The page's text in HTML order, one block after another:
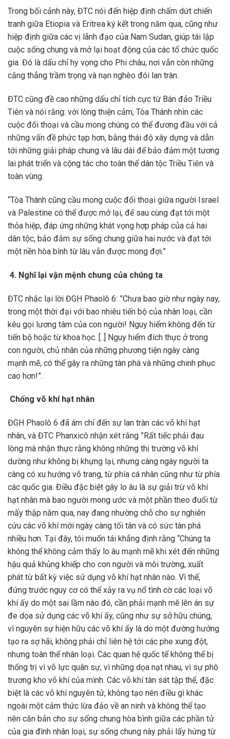
Trong bối cảnh này, ĐTC nói đến hiệp định chấm dứt chiến
tranh giữa Etiopia và Eritrea ký kết trong năm qua, cũng như
hiệp định giữa các vị lãnh đạo của Nam Sudan, giúp tái lập
cuộc sống chung và mở lại hoạt động của các tổ chức quốc
gia. Đó là dấu chỉ hy vọng cho Phi châu, nơi vẫn còn những
căng thẳng trầm trọng và nạn nghèo đói lan tràn.
ĐTC cũng đề cao những dấu chỉ tích cực từ Bán đảo Triều
Tiên và nói rằng: với lòng thiện cảm, Tòa Thánh nhìn các
cuộc đối thoại và cầu mong chúng có thể đương đầu với cả
những vấn đề phức tạp hơn, bằng thái độ xây dựng và dẫn
tới những giải pháp chung và lâu dài để bảo đảm một tương
lai phát triển và cộng tác cho toàn thể dân tộc Triều Tiên và
toàn vùng.
“Tòa Thánh cũng cầu mong cuộc đối thoại giữa người Israel
và Palestine có thể được mở lại, để sau cùng đạt tới một
thỏa hiệp, đáp ứng những khát vọng hợp pháp của cả hai
dân tộc, bảo đảm sự sống chung giữa hai nước và đạt tới
một nền hòa bình từ lâu vẫn được mong đợi.”
4. Nghĩ lại vận mệnh chung của chúng ta
ĐTC nhắc lại lời ĐGH Phaolô 6: ”Chưa bao giờ như ngày nay,
trong một thời đại với bao nhiêu tiến bộ của nhân loại, cần
kêu gọi lương tâm của con người! Nguy hiểm không đến từ
tiến bộ hoặc từ khoa học. [..] Nguy hiểm đích thực ở trong
con người, chủ nhân của những phương tiện ngày càng
mạnh mẽ, có thể gây ra những tàn phá và những chinh phục
cao hơn!”.
Chống võ khí hạt nhân
ĐGH Phaolô 6 đã ám chỉ đến sự lan tràn các võ khí hạt
nhân, và ĐTC Phanxicô nhận xét rằng ”Rất tiếc phải đau
lòng mà nhận thực rằng không những thị trường võ khí
dường như không bị khựng lại, nhưng càng ngày người ta
càng có xu hướng võ trang, từ phía cá nhân cũng như từ phía
các quốc gia. Điều đặc biệt gây lo âu là sự giải trừ võ khí
hạt nhân mà bao người mong ước và một phần theo đuổi từ
mấy thập năm qua, nay đang nhường chỗ cho sự nghiên
cứu các võ khí mới ngày càng tối tân và có sức tàn phá
nhiều hơn. Tại đây, tôi muốn tái khẳng định rằng “Chúng ta
không thể không cảm thấy lo âu mạnh mẽ khi xét đến những
hậu quả khủng khiếp cho con người và môi trường, xuất
phát từ bất kỳ việc sử dụng võ khí hạt nhân nào. Vì thế,
đứng trước nguy cơ có thể xảy ra vụ nổ tình cờ các loại võ
khí ấy do một sai lầm nào đó, cần phải mạnh mẽ lên án sự
đe dọa sử dụng các võ khí ấy, cũng như sự sở hữu chúng,
vì nguyên sự hiện hữu các võ khí ấy là do một đường hướng
tạo ra sợ hãi, không phải chỉ liên hệ tới các phe xung đột,
nhưng toàn thể nhân loại. Các quan hệ quốc tế không thể bị
thống trị vì võ lực quân sự, vì những dọa nạt nhau, vì sự phô
trương kho võ khí của mình. Các võ khí tàn sát tập thể, đặc
biệt là các võ khí nguyên tử, không tạo nên điều gì khác
ngoài một cảm thức lừa đảo về an ninh và không thể tạo
nên căn bản cho sự sống chung hòa bình giữa các phần tử
của gia đình nhân loại, sự sống chung này phải lấy hứng từ